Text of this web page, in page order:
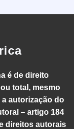
é de direito
total, mesmo
autorização do
– artigo 184
direitos autorais